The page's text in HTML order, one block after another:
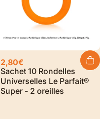
2,80€
Sachet 10 Rondelles
Universelles Le Parfait®
Super - 2 oreilles